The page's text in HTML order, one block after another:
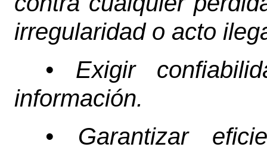
irregularidad o acto
• Exigir
información.
• Garantizar